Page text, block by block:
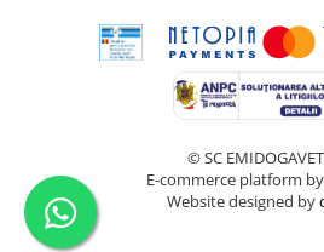
© SC
E-commerce platform by
Website designed by